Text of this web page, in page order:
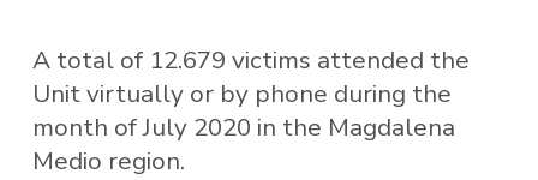
A total of 12.679 victims attended the
Unit virtually or by phone during the
month of July 2020 in the Magdalena
Medio region.